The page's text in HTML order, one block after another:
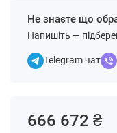
Не знаєте що
Напишіть —
Telegram чат
666 672 ₴